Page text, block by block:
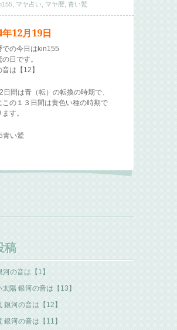
マヤ占い マヤ暦 青い鷲
年12月19日
での今日はkin155
日です。
は【12】
日間は青（転）の転換の時期で、
この１３日間は黄色い種の時期で
す。
青い鷲
稿
の音は【1】
陽 銀河の音は【13】
銀河の音は【12】
銀河の音は【11】